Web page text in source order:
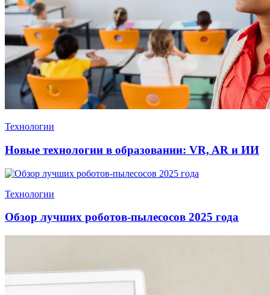
Технологии
Новые технологии в образовании: VR, AR и ИИ
Технологии
Обзор лучших роботов-пылесосов 2025 года